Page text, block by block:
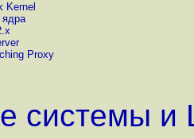
Kernel
ядра
Proxy
системы и